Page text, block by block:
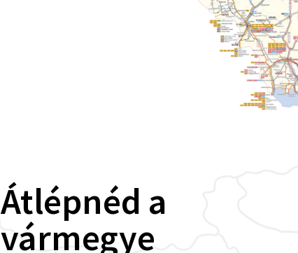
Átlépnéd a
vármegye